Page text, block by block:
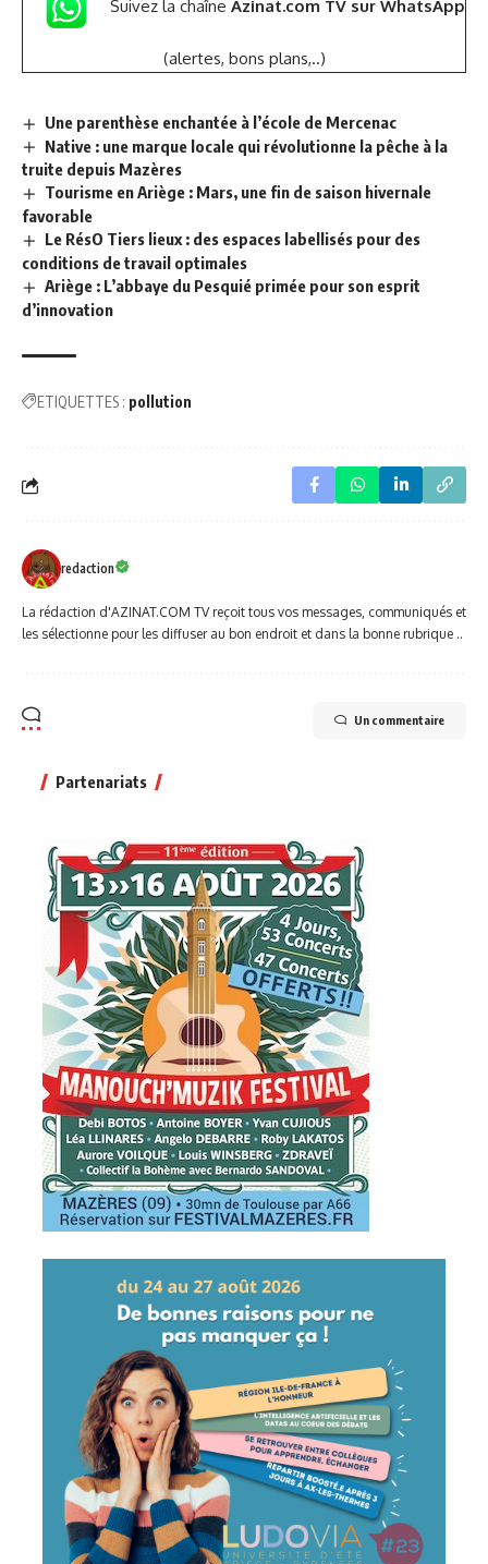
Suivez la chaîne Azinat.com TV sur WhatsApp
(alertes, bons plans,..)
Une parenthèse enchantée à l’école de Mercenac
Native : une marque locale qui révolutionne la pêche à la
truite depuis Mazères
Tourisme en Ariège : Mars, une fin de saison hivernale
favorable
Le RésO Tiers lieux : des espaces labellisés pour des
conditions de travail optimales
Ariège : L’abbaye du Pesquié primée pour son esprit
d’innovation
ETIQUETTES : pollution
redaction
La rédaction d'AZINAT.COM TV reçoit tous vos messages, communiqués et
les sélectionne pour les diffuser au bon endroit et dans la bonne rubrique ..
Un commentaire
Partenariats